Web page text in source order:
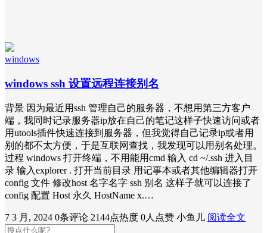
windows
windows ssh 设置远程连接别名
背景 因为最近用ssh 管理自己的服务器，不想用第三方客户
端，我同时记录服务器ip放在自己的笔记这样子快速访问或者
用utools插件快速连接到服务器，但我觉得自己记录ip或者用
别的都不太方便，于是互联网查找，我发现可以用别名处理。
过程 windows 打开终端，不用能用cmd 输入 cd ~/.ssh 进入目
录 输入explorer . 打开当前目录 用记事本或者其他编辑器打开
config 文件 修改host 名字名字 ssh 别名 这样子就可以连接了
config 配置 Host 永久 HostName x.…
7 3 月, 2024 0条评论 2144点热度 0人点赞 小鱼儿 阅读全文